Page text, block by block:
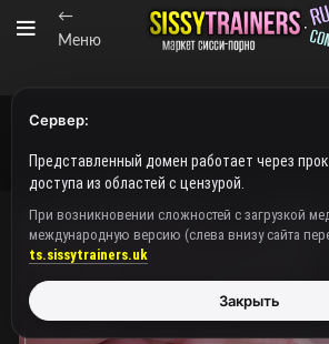
←
Меню
Сервер:
Представленный домен работает через
доступа из областей с цензурой.
При возникновении сложностей с загрузкой
международную версию (слева внизу сайта
ts.sissytrainers.uk
Закрыть